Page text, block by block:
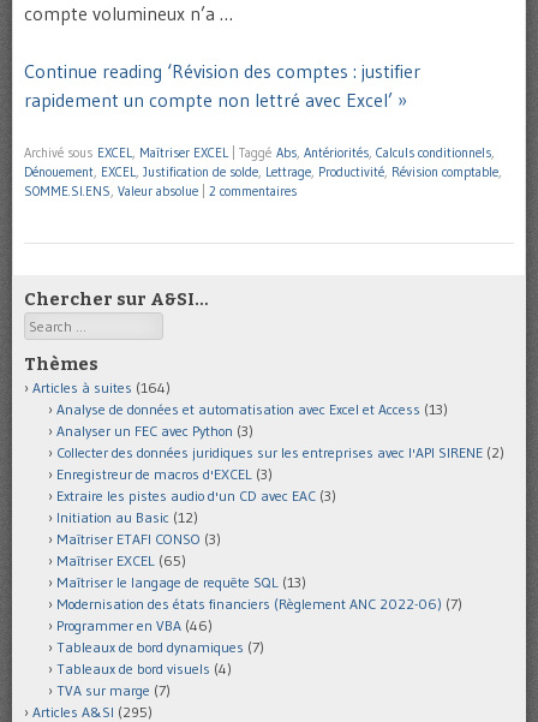
compte volumineux n’a …
Continue reading ‘Révision des comptes : justifier
rapidement un compte non lettré avec Excel’ »
Archivé sous EXCEL, Maîtriser EXCEL Taggé Abs, Antériorités, Calculs conditionnels,
Dénouement, EXCEL, Justification de solde, Lettrage, Productivité, Révision comptable,
SOMME.SI.ENS, Valeur absolue 2 commentaires
Chercher sur A&SI…
Search
Thèmes
Articles à suites (164)
Analyse de données et automatisation avec Excel et Access (13)
Analyser un FEC avec Python (3)
Collecter des données juridiques sur les entreprises avec l'API SIRENE (2)
Enregistreur de macros d'EXCEL (3)
Extraire les pistes audio d'un CD avec EAC (3)
Initiation au Basic (12)
Maîtriser ETAFI CONSO (3)
Maîtriser EXCEL (65)
Maîtriser le langage de requête SQL (13)
Modernisation des états financiers (Règlement ANC 2022-06) (7)
Programmer en VBA (46)
Tableaux de bord dynamiques (7)
Tableaux de bord visuels (4)
TVA sur marge (7)
Articles A&SI (295)